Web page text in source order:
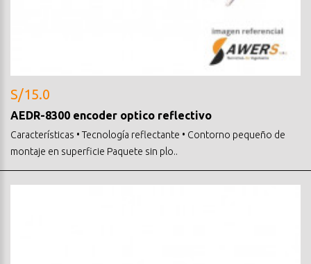
S/15.0
AEDR-8300 encoder optico reflectivo
Características • Tecnología reflectante • Contorno pequeño de
montaje en superficie Paquete sin plo..